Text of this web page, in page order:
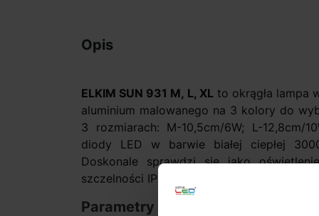
Opis
ELKIM SUN 931 M, L, XLto okrągła lampa
aluminium malowanego na 3 kolory do
3 rozmiarach: M-10,5cm/6W; L-12,8cm/
diody LED w barwie białej ciepłej
Doskonale sprawdzi się jako
szczelności IP44 również w łazienkach.
Parametry techniczne: